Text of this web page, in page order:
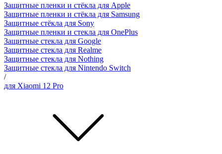
Защитные пленки и стёкла для Apple
Защитные пленки и стёкла для Samsung
Защитные стёкла для Sony
Защитные пленки и стекла для OnePlus
Защитные стекла для Google
Защитные стекла для Realme
Защитные стекла для Nothing
Защитные стекла для Nintendo Switch
/
для Xiaomi 12 Pro